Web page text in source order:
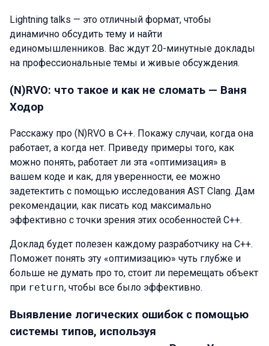
Lightning talks — это отличный формат, чтобы
динамично обсудить тему и найти
единомышленников. Вас ждут 20-минутные доклады
на профессиональные темы и живые обсуждения.
(N)RVO: что такое и как не сломать — Ваня
Ходор
Расскажу про (N)RVO в C++. Покажу случаи, когда она
работает, а когда нет. Приведу примеры того, как
можно понять, работает ли эта «оптимизация» в
вашем коде и как, для уверенности, ее можно
задетектить с помощью исследования AST Clang. Дам
рекомендации, как писать код максимально
эффективно с точки зрения этих особенностей C++.
Доклад будет полезен каждому разработчику на C++.
Поможет понять эту «оптимизацию» чуть глубже и
больше не думать про то, стоит ли перемещать объект
при return, чтобы все было эффективно.
Выявление логических ошибок с помощью
системы типов, используя